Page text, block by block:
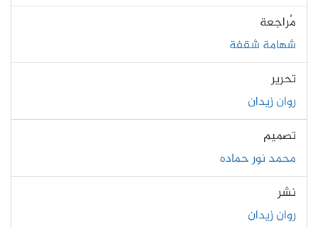
مُراجعة
شهامة شقفة
تحرير
روان زيدان
تصميم
محمد نور حماده
نشر
روان زيدان